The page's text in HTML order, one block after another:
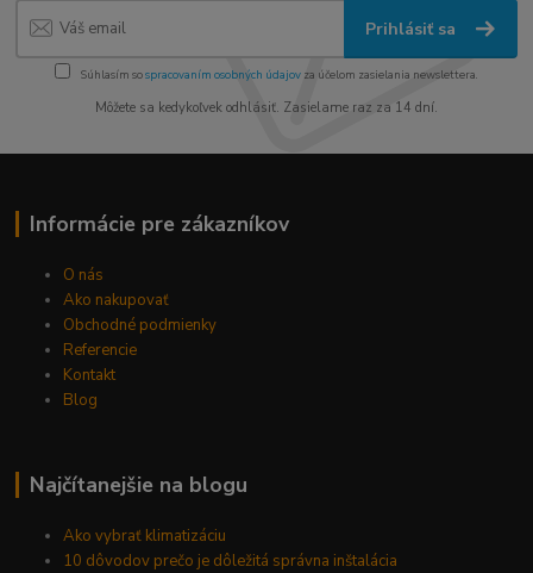
Prihlásiť sa
Súhlasím sospracovaním osobných údajov za účelom zasielania newslettera.
Môžete sa kedykoľvek odhlásiť. Zasielame raz za 14 dní.
Informácie pre zákazníkov
O nás
Ako nakupovať
Obchodné podmienky
Referencie
Kontakt
Blog
Najčítanejšie na blogu
Ako vybrať klimatizáciu
10 dôvodov prečo je dôležitá správna inštalácia